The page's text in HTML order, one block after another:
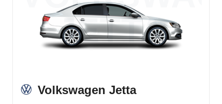
JETTA
Volkswagen Jetta